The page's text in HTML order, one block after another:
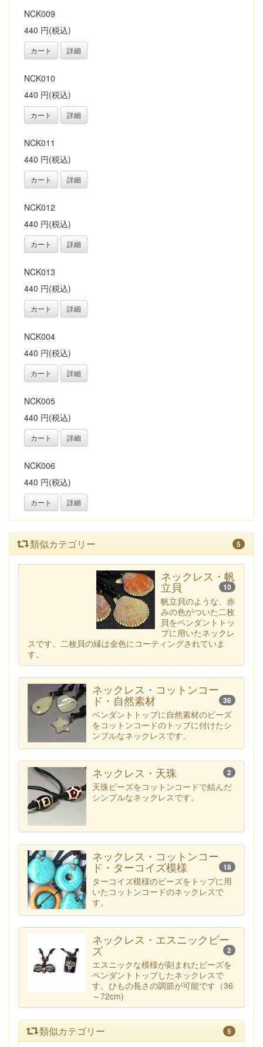
NCK009
440 円(税込)
カート 詳細
NCK010
440 円(税込)
カート 詳細
NCK011
440 円(税込)
カート 詳細
NCK012
440 円(税込)
カート 詳細
NCK013
440 円(税込)
カート 詳細
NCK004
440 円(税込)
カート 詳細
NCK005
440 円(税込)
カート 詳細
NCK006
440 円(税込)
カート 詳細
類似カテゴリー 5
ネックレス・帆
立貝 10
帆立貝のような、赤
みの色がついた二枚
貝をペンダントトッ
プに用いたネックレ
スです。二枚貝の縁は金色にコーティングされていま
す。
ネックレス・コットンコー
ド・自然素材 36
ペンダントトップに自然素材のビーズ
をコットンコードのトップに付けたシ
ンプルなネックレスです。
ネックレス・天珠 2
天珠ビーズをコットンコードで結んだ
シンプルなネックレスです。
ネックレス・コットンコー
ド・ターコイズ模様 18
ターコイズ模様のビーズをトップに用
いたコットンコードのネックレスで
す。
ネックレス・エスニックビー
ズ 2
エスニックな模様が刻まれたビーズを
ペンダントトップしたネックレスで
す。ひもの長さの調節が可能です（36
～72cm)
類似カテゴリー 5